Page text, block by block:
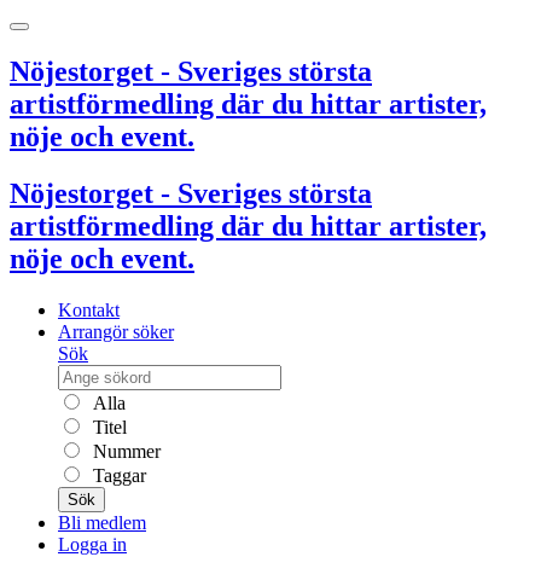
Nöjestorget - Sveriges största
artistförmedling där du hittar artister,
nöje och event.
Nöjestorget - Sveriges största
artistförmedling där du hittar artister,
nöje och event.
Kontakt
Arrangör söker
Sök
Alla
Titel
Nummer
Taggar
Sök
Bli medlem
Logga in